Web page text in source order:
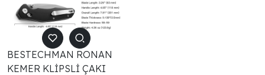
BESTECHMAN RONAN
KEMER KLİPSLİ ÇAKI